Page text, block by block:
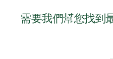
需要我們幫您找到